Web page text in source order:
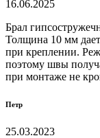
16.06.2025
Брал
Толщина 10 мм
при креплении.
поэтому швы
при монтаже не
Петр
25.03.2023